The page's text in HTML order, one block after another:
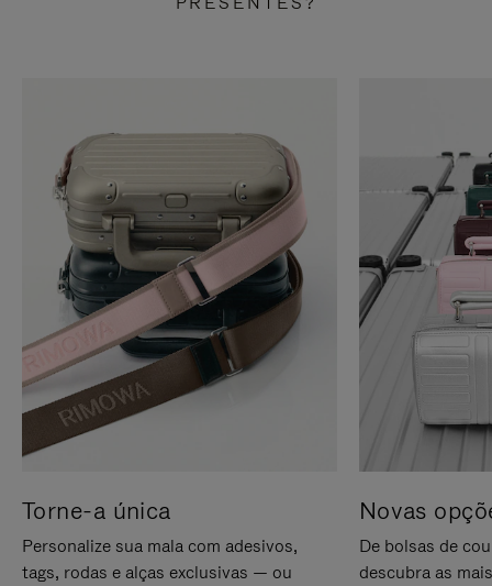
Torne-a única
Personalize sua mala com adesivos,
tags, rodas e alças exclusivas — ou
Novas
De bolsas de
descubra as